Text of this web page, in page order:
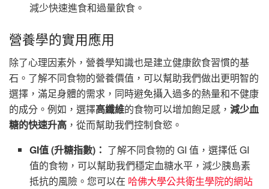
減少快速進食和過量飲食。
營養學的實用應用
除了心理因素外，營養學知識也是建立健康飲食習慣的基
石。了解不同食物的營養價值，可以幫助我們做出更明智的
選擇，滿足身體的需求，同時避免攝入過多的熱量和不健康
的成分。例如，選擇高纖維的食物可以增加飽足感， 減少血
糖的快速升高 ，從而幫助我們控制食慾。
GI值 (升糖指數)： 了解不同食物的 GI 值，選擇低 GI
值的食物，可以幫助我們穩定血糖水平，減少胰島素
抵抗的風險。您可以在 哈佛大學公共衛生學院的網站